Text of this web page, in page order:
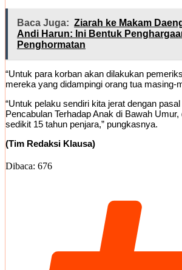
Baca Juga: Ziarah ke Makam
Andi Harun: Ini Bentuk
Penghormatan
“Untuk para korban akan dilakukan
mereka yang didampingi orang tua masing-
“Untuk pelaku sendiri kita jerat dengan
Pencabulan Terhadap Anak di Bawah
sedikit 15 tahun penjara,” pungkasnya.
(Tim Redaksi Klausa)
Dibaca: 676